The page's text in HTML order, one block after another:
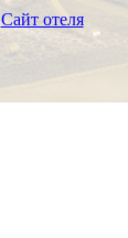
Сайт отеля